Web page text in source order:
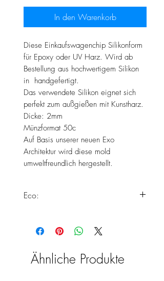
In den Warenkorb
Diese Einkaufswagenchip Silikonform
für Epoxy oder UV Harz. Wird ab
Bestellung aus hochwertigem Silikon
in handgefertigt.
Das verwendete Silikon eignet sich
perfekt zum außgießen mit Kunstharz.
Dicke: 2mm
Münzformat 50c
Auf Basis unserer neuen Exo
Architektur wird diese mold
umweltfreundlich hergestellt.
Eco:
Standards zur Herstellung von Eco
Weiter Informationen findest du
hier:
Ähnliche Produkte